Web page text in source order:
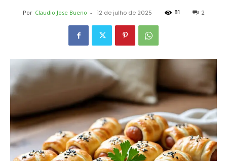
Por Claudio Jose Bueno - 12 de julho de 2025 81 2